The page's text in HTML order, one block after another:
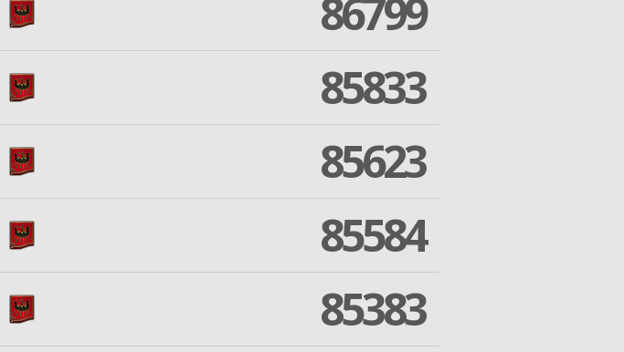
86799
85833
85623
85584
85383